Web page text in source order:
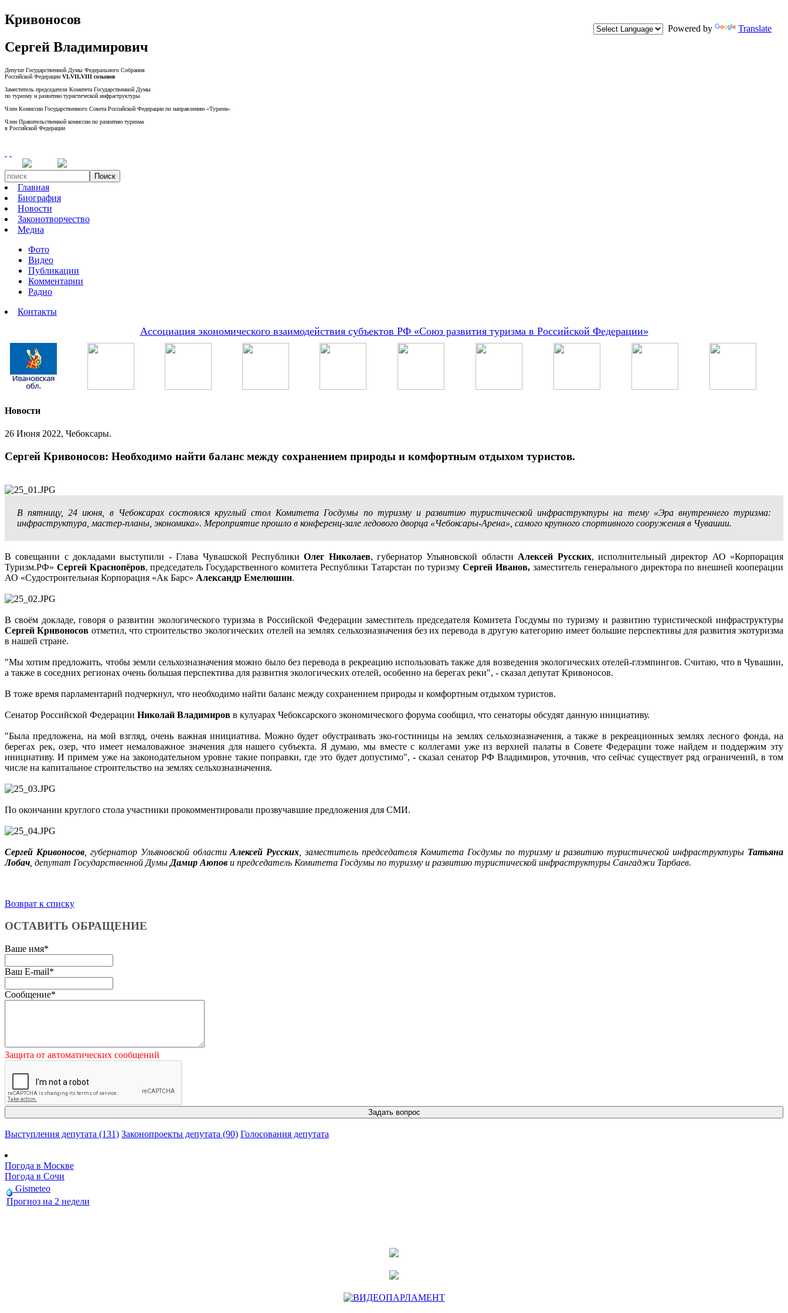
Powered by Translate
Кривоносов
Сергей Владимирович
Депутат Государственной Думы Федерального Собрания
Российской Федерации VI,VII,VIII созывов
Заместитель председателя Комитета Государственной Думы
по туризму и развитию туристической инфраструктуры
Член Комиссии Государственного Совета Российской Федерации по направлению «Туризм»
Член Правительственной комиссии по развитию туризма
в Российской Федерации
Поиск
Главная
Биография
Новости
Законотворчество
Медиа
Фото
Видео
Публикации
Комментарии
Радио
Контакты
Ассоциация экономического взаимодействия субъектов РФ «Союз развития туризма в Российской Федерации»
Новости
26 Июня 2022, Чебоксары.
Сергей Кривоносов: Необходимо найти баланс между сохранением природы и комфортным отдыхом туристов.
В пятницу, 24 июня, в Чебоксарах состоялся круглый стол Комитета Госдумы по туризму и развитию туристической инфраструктуры на тему «Эра внутреннего туризма:
инфраструктура, мастер-планы, экономика». Мероприятие прошло в конференц-зале ледового дворца «Чебоксары-Арена», самого крупного спортивного сооружения в Чувашии.
В совещании с докладами выступили - Глава Чувашской РеспубликиОлег Николаев, губернатор Ульяновской области Алексей Русских, исполнительный директор АО «Корпорация
Туризм.РФ» Сергей Краснопёров, председатель Государственного комитета Республики Татарстан по туризмуСергей Иванов, заместитель генерального директора по внешней кооперации
АО «Судостроительная Корпорация «Ак Барс» Александр Емелюшин.
В своём докладе, говоря о развитии экологического туризма в Российской Федерации заместитель председателя Комитета Госдумы по туризму и развитию туристической инфраструктуры
Сергей Кривоносов отметил, что строительство экологических отелей на землях сельхозназначения без их перевода в другую категорию имеет большие перспективы для развития экотуризма
в нашей стране.
"Мы хотим предложить, чтобы земли сельхозназначения можно было без перевода в рекреацию использовать также для возведения экологических отелей-глэмпингов. Считаю, что в Чувашии,
а также в соседних регионах очень большая перспектива для развития экологических отелей, особенно на берегах реки", - сказал депутат Кривоносов.
В тоже время парламентарий подчеркнул, что необходимо найти баланс между сохранением природы и комфортным отдыхом туристов.
Сенатор Российской Федерации Николай Владимиров в кулуарах Чебоксарского экономического форума сообщил, что сенаторы обсудят данную инициативу.
"Была предложена, на мой взгляд, очень важная инициатива. Можно будет обустраивать эко-гостиницы на землях сельхозназначения, а также в рекреационных землях лесного фонда, на
берегах рек, озер, что имеет немаловажное значения для нашего субъекта. Я думаю, мы вместе с коллегами уже из верхней палаты в Совете Федерации тоже найдем и поддержим эту
инициативу. И примем уже на законодательном уровне такие поправки, где это будет допустимо", - сказал сенатор РФ Владимиров, уточнив, что сейчас существует ряд ограничений, в том
числе на капитальное строительство на землях сельхозназначения.
По окончании круглого стола участники прокомментировали прозвучавшие предложения для СМИ.
Сергей Кривоносов, губернатор Ульяновской областиАлексей Русских , заместитель председателя Комитета Госдумы по туризму и развитию туристической инфраструктуры Татьяна
Лобач , депутат Государственной Думы Дамир Аюпов и председатель Комитета Госдумы по туризму и развитию туристической инфраструктуры Сангаджи Тарбаев.
Возврат к списку
ОСТАВИТЬ ОБРАЩЕНИЕ
Ваше имя*
Ваш E-mail*
Сообщение*
Защита от автоматических сообщений
Выступления депутата (131) Законопроекты депутата (90) Голосования депутата
Погода в Москве
Погода в Сочи
Gismeteo
Прогноз на 2 недели